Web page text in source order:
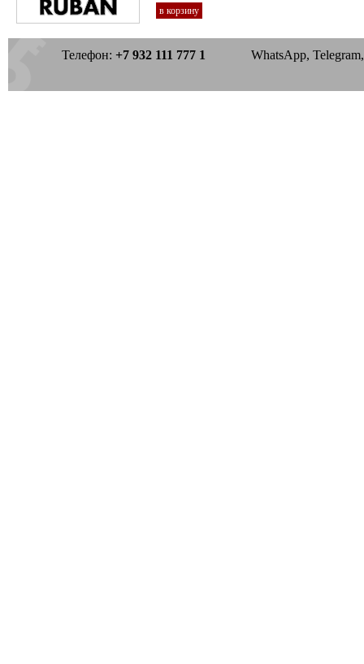
в корзину
Телефон: +7 932 111 777 1 WhatsApp, Telegram,